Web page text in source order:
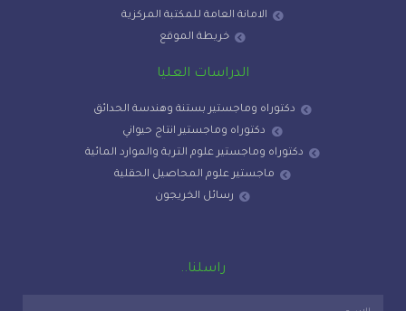
الامانة العامة للمكتبة المركزية
خريطة الموقع
الدراسات العليا
دكتوراه وماجستير بستنة وهندسة الحدائق
دكتوراه وماجستير انتاج حيواني
دكتوراه وماجستير علوم التربة والموارد المائية
ماجستير علوم المحاصيل الحقلية
رسائل الخريجون
راسلنا..